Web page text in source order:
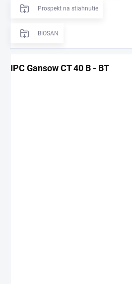
Prospekt na stiahnutie
BIOSAN
IPC Gansow CT 40 B - BT